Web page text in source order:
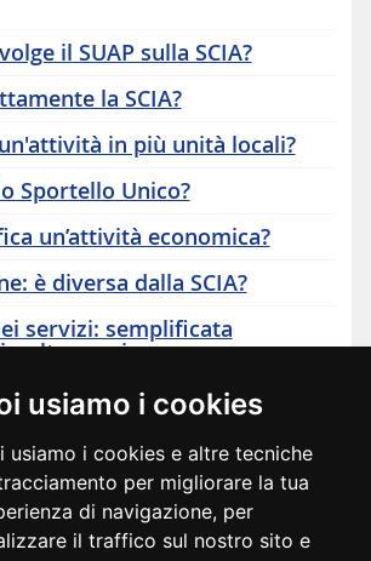
usiamo i cookies
usiamo i cookies e altre tecniche
per migliorare la tua
di navigazione, per
il traffico sul nostro sito e
il SUAP sulla SCIA?
la SCIA?
in più unità locali?
Sportello Unico?
un’attività economica?
è diversa dalla SCIA?
servizi: semplificata
sincrona
per attività economica?
per attività economica
Ultimo aggiornamento: 08/05/2014